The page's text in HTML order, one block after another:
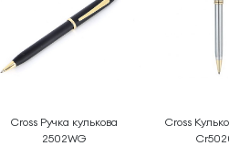
Cross Ручка кулькова
2502WG
Cross